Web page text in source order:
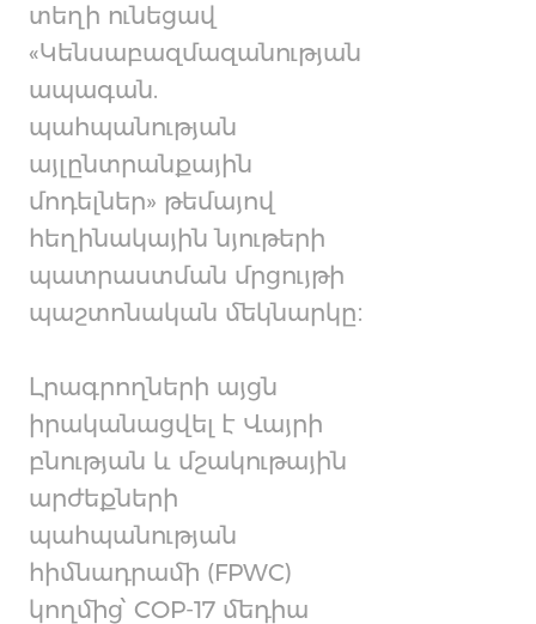
տեղի ունեցավ
«Կենսաբազմազանության
ապագան.
պահպանության
այլընտրանքային
մոդելներ» թեմայով
հեղինակային նյութերի
պատրաստման մրցույթի
պաշտոնական մեկնարկը։
Լրագրողների այցն
իրականացվել է Վայրի
բնության և մշակութային
արժեքների
պահպանության
հիմնադրամի (FPWC)
կողմից՝ COP-17 մեդիա